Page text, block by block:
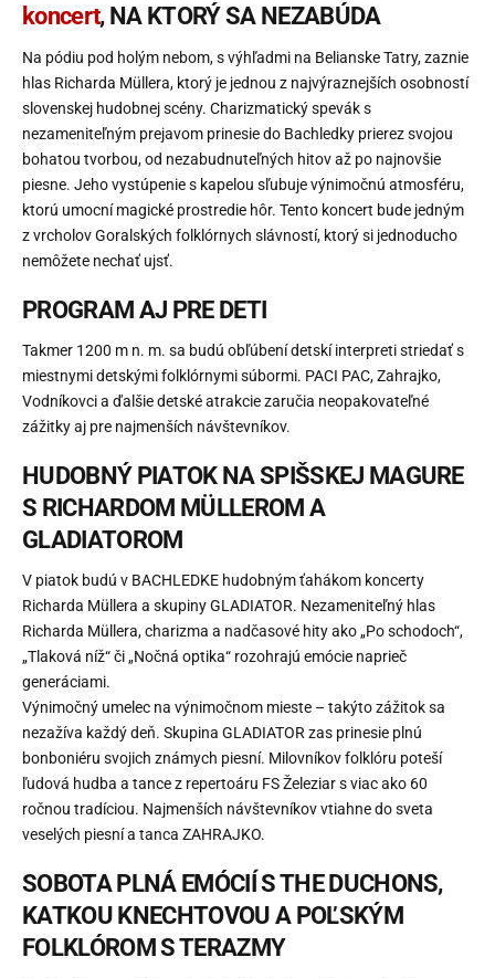
koncert, NA KTORÝ SA NEZABÚDA
Na pódiu pod holým nebom, s výhľadmi na Belianske Tatry, zaznie
hlas Richarda Müllera, ktorý je jednou z najvýraznejších osobností
slovenskej hudobnej scény. Charizmatický spevák s
nezameniteľným prejavom prinesie do Bachledky prierez svojou
bohatou tvorbou, od nezabudnuteľných hitov až po najnovšie
piesne. Jeho vystúpenie s kapelou sľubuje výnimočnú atmosféru,
ktorú umocní magické prostredie hôr. Tento koncert bude jedným
z vrcholov Goralských folklórnych slávností, ktorý si jednoducho
nemôžete nechať ujsť.
PROGRAM AJ PRE DETI
Takmer 1200 m n. m. sa budú obľúbení detskí interpreti striedať s
miestnymi detskými folklórnymi súbormi. PACI PAC, Zahrajko,
Vodníkovci a ďalšie detské atrakcie zaručia neopakovateľné
zážitky aj pre najmenších návštevníkov.
HUDOBNÝ PIATOK NA SPIŠSKEJ MAGURE
S RICHARDOM MÜLLEROM A
GLADIATOROM
V piatok budú v BACHLEDKE hudobným ťahákom koncerty
Richarda Müllera a skupiny GLADIATOR. Nezameniteľný hlas
Richarda Müllera, charizma a nadčasové hity ako „Po schodoch“,
„Tlaková níž“ či „Nočná optika“ rozohrajú emócie naprieč
generáciami.
Výnimočný umelec na výnimočnom mieste – takýto zážitok sa
nezažíva každý deň. Skupina GLADIATOR zas prinesie plnú
bonboniéru svojich známych piesní. Milovníkov folklóru poteší
ľudová hudba a tance z repertoáru FS Železiar s viac ako 60
ročnou tradíciou. Najmenších návštevníkov vtiahne do sveta
veselých piesní a tanca ZAHRAJKO.
SOBOTA PLNÁ EMÓCIÍ S THE DUCHONS,
KATKOU KNECHTOVOU A POĽSKÝM
FOLKLÓROM S TERAZMY